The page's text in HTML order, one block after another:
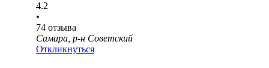
4.2
•
74 отзыва
Самара, р-н Советский
Откликнуться